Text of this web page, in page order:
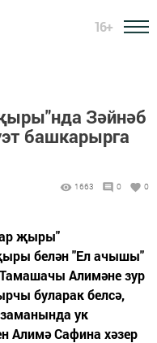
16+
Зәйнәб
башкарырга
1663 0 0
җыры"
белән "Ел ачышы"
Алимәне зур
буларак белсә,
ук
Алимә Сафина хәзер